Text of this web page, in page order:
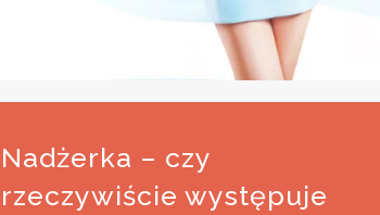
Nadżerka – czy
rzeczywiście występuje